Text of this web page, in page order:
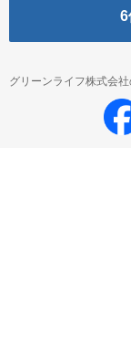
6
グリーンライフ株式会